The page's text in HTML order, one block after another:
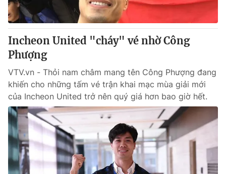
Incheon United "cháy" vé nhờ Công
Phượng
VTV.vn - Thỏi nam châm mang tên Công Phượng đang
khiến cho những tấm vé trận khai mạc mùa giải mới
của Incheon United trở nên quý giá hơn bao giờ hết.